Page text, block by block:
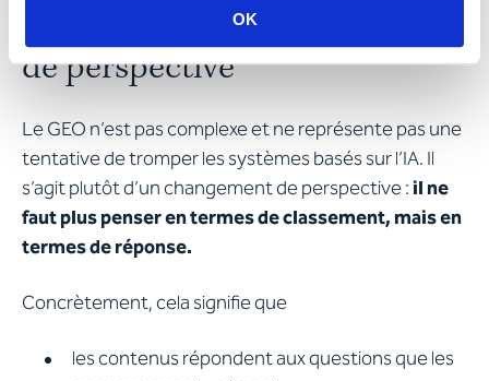
OK
mode, mais un changement
de perspective
Le GEO n’est pas complexe et ne représente pas une
tentative de tromper les systèmes basés sur l’IA. Il
s’agit plutôt d’un changement de perspective : il ne
faut plus penser en termes de classement, mais en
termes de réponse.
Concrètement, cela signifie que
les contenus répondent aux questions que les